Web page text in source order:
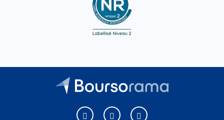
Boursorama sur Facebook
Boursorama sur XBoursorama sur